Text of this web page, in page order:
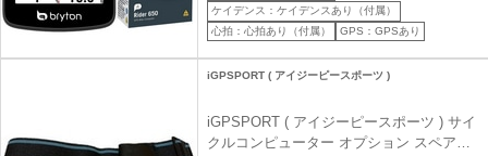
ケイデンス：ケイデンスあり（付属）
心拍：心拍あり（付属）
GPS：GPSあり
iGPSPORT ( アイジーピースポーツ )
iGPSPORT ( アイジーピースポーツ ) サイ
クルコンピューター オプション スペアバ